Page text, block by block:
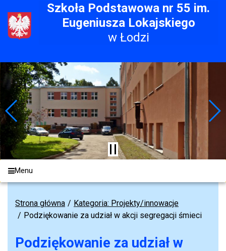
Szkoła Podstawowa nr 55 im.
Eugeniusza Lokajskiego
w Łodzi
Menu
Strona główna
Kategoria: Projekty/innowacje
Podziękowanie za udział w akcji segregacji śmieci
Podziękowanie za udział w